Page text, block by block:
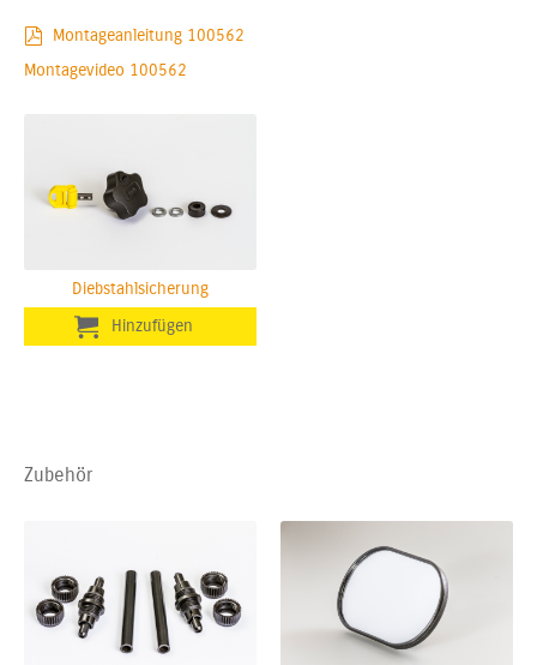
Montageanleitung 100562
Montagevideo 100562
Diebstahlsicherung
Zubehör